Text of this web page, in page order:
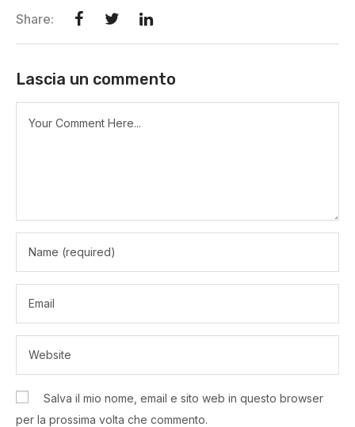
Share:
Lascia un commento
Salva il mio nome, email e sito web in questo browser
per la prossima volta che commento.